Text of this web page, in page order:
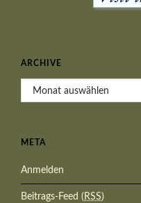
ARCHIVE
Archive
META
Anmelden
Beitrags-Feed ( RSS)